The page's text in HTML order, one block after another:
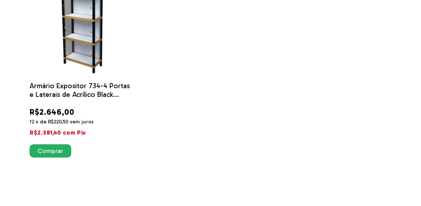
Armário Expositor 734-4 Portas
e Laterais de Acrílico Black
R$2.646,00
12 x de R$220,50 sem juros
R$2.381,40 com Pix